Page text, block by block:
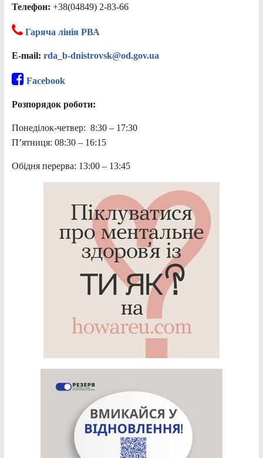
Телефон: +38(04849) 2-83-66
Гаряча лінія РВА
E-mail: rda_b-dnistrovsk@od.gov.ua
Facebook
Розпорядок роботи:
Понеділок-четвер: 8:30 – 17:30
П’ятниця: 08:30 – 16:15
Обідня перерва: 13:00 – 13:45